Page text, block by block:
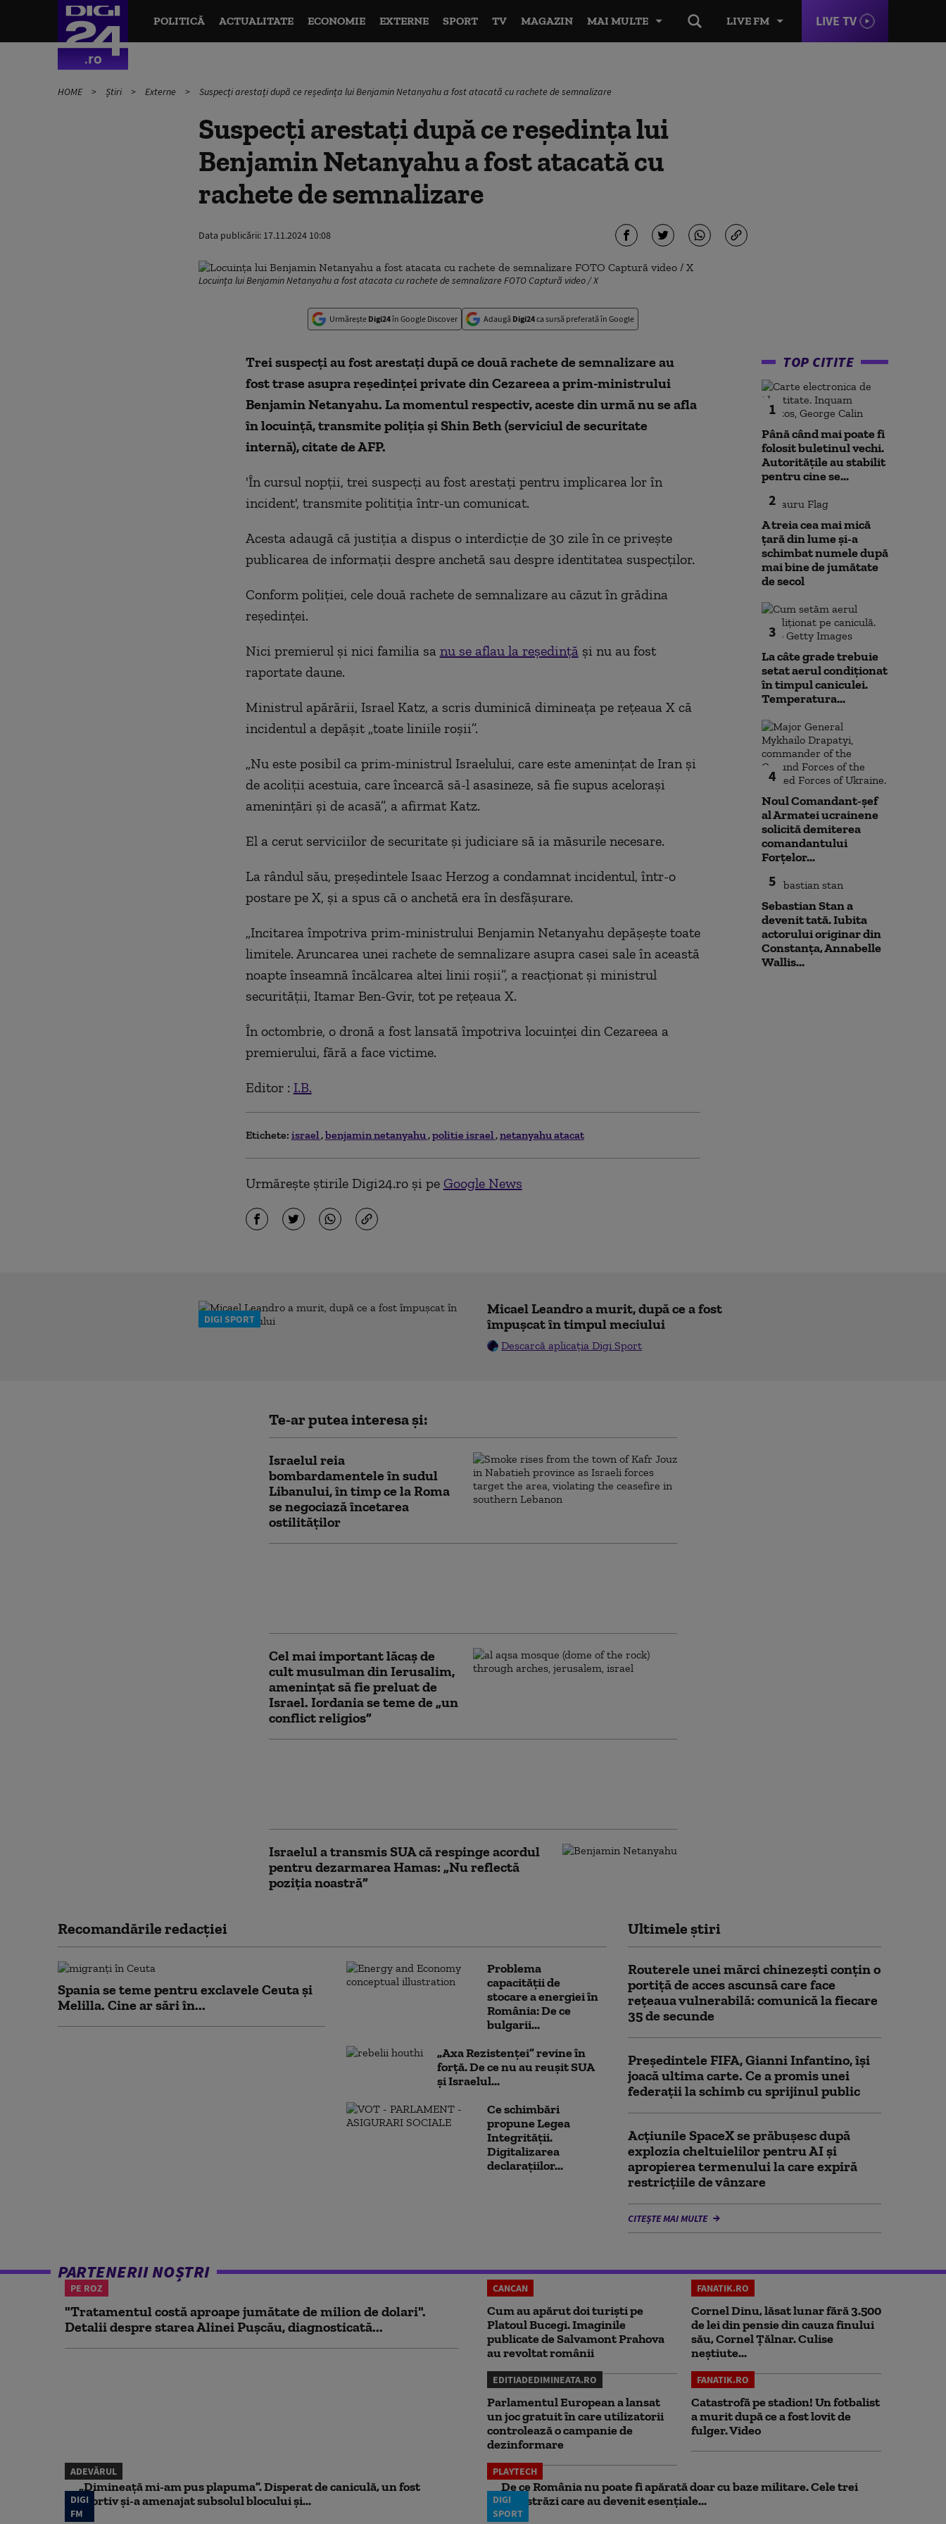
LIVE FM LIVE TV
POLITICĂ ACTUALITATE ECONOMIE EXTERNE SPORT TV MAGAZIN MAI MULTE
HOME Știri Externe Suspecți arestați după ce reședința lui Benjamin Netanyahu a fost atacată cu rachete de semnalizare
Suspecți arestați după ce reședința lui
Benjamin Netanyahu a fost atacată cu
rachete de semnalizare
Data publicării: 17.11.2024 10:08
Locuința lui Benjamin Netanyahu a fost atacata cu rachete de semnalizare FOTO Captură video / X
Urmărește Digi24în Google Discover Adaugă Digi24ca sursă preferată în Google
Trei suspecţi au fost arestaţi după ce două rachete de semnalizare au
fost trase asupra reşedinţei private din Cezareea a prim-ministrului
Benjamin Netanyahu. La momentul respectiv, aceste din urmă nu se afla
în locuință, transmite poliţia şi Shin Beth (serviciul de securitate
internă), citate de AFP.
'În cursul nopţii, trei suspecţi au fost arestaţi pentru implicarea lor în
incident', transmite politiția într-un comunicat.
Acesta adaugă că justiţia a dispus o interdicţie de 30 zile în ce priveşte
publicarea de informaţii despre anchetă sau despre identitatea suspecţilor.
Conform poliţiei, cele două rachete de semnalizare au căzut în grădina
reşedinţei.
Nici premierul şi nici familia sa nu se aflau la reşedinţăşi nu au fost
raportate daune.
Ministrul apărării, Israel Katz, a scris duminică dimineaţa pe reţeaua X că
incidentul a depăşit „toate liniile roşii”.
„Nu este posibil ca prim-ministrul Israelului, care este ameninţat de Iran şi
de acoliţii acestuia, care încearcă să-l asasineze, să fie supus aceloraşi
ameninţări şi de acasă”, a afirmat Katz.
El a cerut serviciilor de securitate şi judiciare să ia măsurile necesare.
La rândul său, preşedintele Isaac Herzog a condamnat incidentul, într-o
postare pe X, şi a spus că o anchetă era în desfăşurare.
„Incitarea împotriva prim-ministrului Benjamin Netanyahu depăşeşte toate
limitele. Aruncarea unei rachete de semnalizare asupra casei sale în această
noapte înseamnă încălcarea altei linii roşii”, a reacţionat şi ministrul
securităţii, Itamar Ben-Gvir, tot pe reţeaua X.
În octombrie, o dronă a fost lansată împotriva locuinţei din Cezareea a
premierului, fără a face victime.
Editor : I.B.
Etichete: israel benjamin netanyahu politie israel netanyahu atacat
Urmărește știrile Digi24.ro și pe Google News
TOP CITITE
1
Până când mai poate fi
folosit buletinul vechi.
Autoritățile au stabilit
pentru cine se...
2
A treia cea mai mică
țară din lume și-a
schimbat numele după
mai bine de jumătate
de secol
3
La câte grade trebuie
setat aerul condiționat
în timpul caniculei.
Temperatura...
4
Noul Comandant-șef
al Armatei ucrainene
solicită demiterea
comandantului
Forțelor...
5
Sebastian Stan a
devenit tată. Iubita
actorului originar din
Constanța, Annabelle
Wallis...
DIGI SPORT
Micael Leandro a murit, după ce a fost
împușcat în timpul meciului
Descarcă aplicația Digi Sport
Te-ar putea interesa și:
Israelul reia
bombardamentele în sudul
Libanului, în timp ce la Roma
se negociază încetarea
ostilităților
Cel mai important lăcaş de
cult musulman din Ierusalim,
amenințat să fie preluat de
Israel. Iordania se teme de „un
conflict religios”
Israelul a transmis SUA că respinge acordul
pentru dezarmarea Hamas: „Nu reflectă
poziţia noastră”
Recomandările redacţiei
Spania se teme pentru exclavele Ceuta și
Melilla. Cine ar sări în...
Problema
capacității de
stocare a energiei în
România: De ce
bulgarii...
„Axa Rezistenței” revine în
forță. De ce nu au reușit SUA
și Israelul...
Ce schimbări
propune Legea
Integrității.
Digitalizarea
declarațiilor...
Ultimele știri
Routerele unei mărci chinezești conțin o
portiță de acces ascunsă care face
rețeaua vulnerabilă: comunică la fiecare
35 de secunde
Președintele FIFA, Gianni Infantino, îşi
joacă ultima carte. Ce a promis unei
federații la schimb cu sprijinul public
Acţiunile SpaceX se prăbuşesc după
explozia cheltuielilor pentru AI şi
apropierea termenului la care expiră
restricţiile de vânzare
CITEȘTE MAI MULTE
PARTENERII NOȘTRI
PE ROZ
"Tratamentul costă aproape jumătate de milion de dolari".
Detalii despre starea Alinei Pușcău, diagnosticată...
CANCAN
Cum au apărut doi turiști pe
Platoul Bucegi. Imaginile
publicate de Salvamont Prahova
au revoltat românii
FANATIK.RO
Cornel Dinu, lăsat lunar fără 3.500
de lei din pensie din cauza finului
său, Cornel Țălnar. Culise
neștiute...
EDITIADEDIMINEATA.RO
Parlamentul European a lansat
un joc gratuit în care utilizatorii
controlează o campanie de
dezinformare
FANATIK.RO
Catastrofă pe stadion! Un fotbalist
a murit după ce a fost lovit de
fulger. Video
ADEVĂRUL
„Dimineață mi-am pus plapuma”. Disperat de caniculă, un fost
sportiv și-a amenajat subsolul blocului și...
PLAYTECH
De ce România nu poate fi apărată doar cu baze militare. Cele trei
autostrăzi care au devenit esențiale...
DIGI
FM
DIGI
SPORT